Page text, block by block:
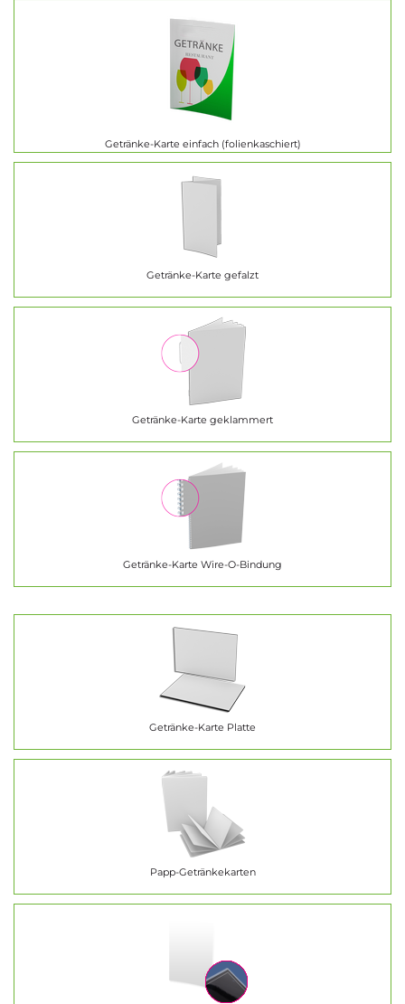
Getränke-Karte einfach (folienkaschiert)
Getränke-Karte gefalzt
Getränke-Karte geklammert
Getränke-Karte Wire-O-Bindung
Getränke-Karte Platte
Papp-Getränkekarten